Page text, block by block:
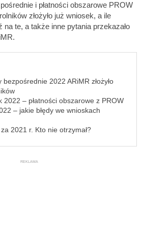
i płatności obszarowe PROW
złożyło już wniosek, a ile
na te, a także inne pytania przekazało
bezpośrednie 2022 ARiMR złożyło
2022 – płatności obszarowe z PROW
– jakie błędy we wnioskach
2021 r. Kto nie otrzymał?
REKLAMA